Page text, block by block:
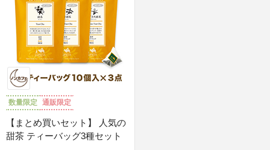
数量限定 通販限定
【まとめ買いセット】 人気の
甜茶 ティーバッグ3種セット